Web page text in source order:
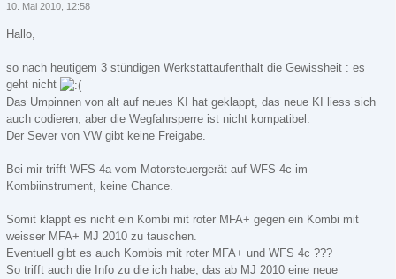
10. Mai 2010, 12:58
Hallo,
so nach heutigem 3 stündigen Werkstattaufenthalt die Gewissheit : es
geht nicht
Das Umpinnen von alt auf neues KI hat geklappt, das neue KI liess sich
auch codieren, aber die Wegfahrsperre ist nicht kompatibel.
Der Sever von VW gibt keine Freigabe.
Bei mir trifft WFS 4a vom Motorsteuergerät auf WFS 4c im
Kombiinstrument, keine Chance.
Somit klappt es nicht ein Kombi mit roter MFA+ gegen ein Kombi mit
weisser MFA+ MJ 2010 zu tauschen.
Eventuell gibt es auch Kombis mit roter MFA+ und WFS 4c ???
So trifft auch die Info zu die ich habe, das ab MJ 2010 eine neue